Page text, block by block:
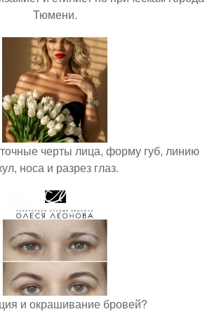
Тюмени.
черты лица, форму губ, линию
носа и разрез глаз.
и окрашивание бровей?